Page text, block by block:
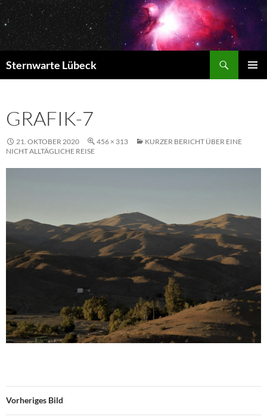
Zum
Inhalt
springen
Sternwarte Lübeck
GRAFIK-7
21. OKTOBER 2020 456 × 313
KURZER BERICHT ÜBER EINE
NICHT ALLTÄGLICHE REISE
Vorheriges Bild